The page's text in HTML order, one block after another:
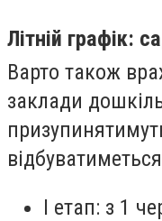
Літній графік:
Варто також
заклади
І етап: з 1